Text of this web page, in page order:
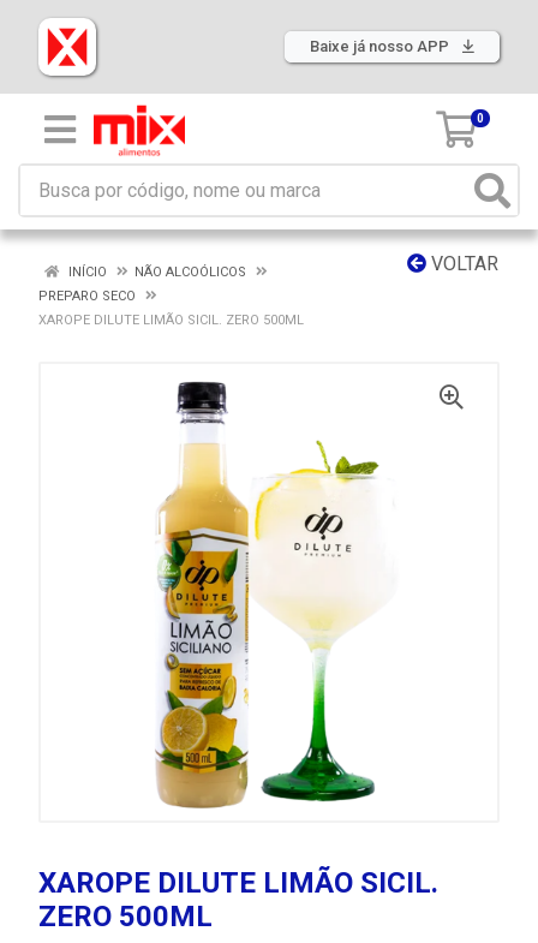
Baixe já nosso APP
0
VOLTAR
INÍCIO
NÃO ALCOÓLICOS
PREPARO SECO
XAROPE DILUTE LIMÃO SICIL. ZERO 500ML
XAROPE DILUTE LIMÃO SICIL.
ZERO 500ML